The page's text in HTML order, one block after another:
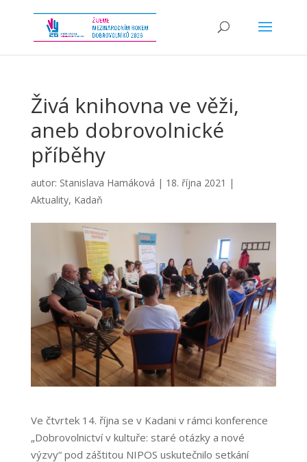
Živá knihovna ve věži,
aneb dobrovolnické
příběhy
autor: Stanislava Hamáková | 18. října 2021 |
Aktuality, Kadaň
Ve čtvrtek 14. října se v Kadani v rámci konference
„Dobrovolnictví v kultuře: staré otázky a nové
výzvy“ pod záštitou NIPOS uskutečnilo setkání